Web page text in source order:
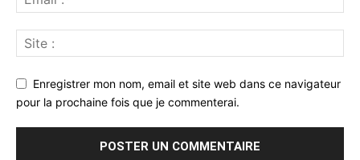
Enregistrer mon nom, email et site web dans ce navigateur
pour la prochaine fois que je commenterai.